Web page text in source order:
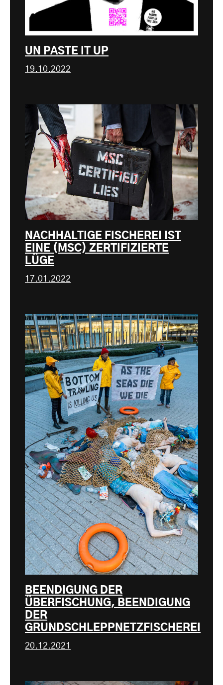
UN PASTE IT UP
19.10.2022
NACHHALTIGE FISCHEREI IST
EINE (MSC) ZERTIFIZIERTE
LÜGE
17.01.2022
BEENDIGUNG DER
ÜBERFISCHUNG, BEENDIGUNG
DER
GRUNDSCHLEPPNETZFISCHEREI
20.12.2021